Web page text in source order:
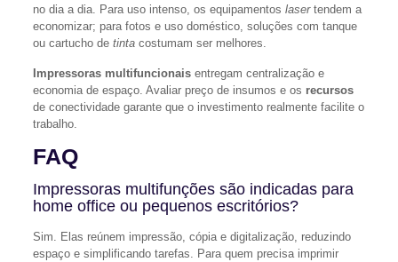
no dia a dia. Para uso intenso, os equipamentos lasertendem a
economizar; para fotos e uso doméstico, soluções com tanque
ou cartucho de tintacostumam ser melhores.
Impressoras multifuncionaisentregam centralização e
economia de espaço. Avaliar preço de insumos e os recursos
de conectividade garante que o investimento realmente facilite o
trabalho.
FAQ
Impressoras multifunções são indicadas para
home office ou pequenos escritórios?
Sim. Elas reúnem impressão, cópia e digitalização, reduzindo
espaço e simplificando tarefas. Para quem precisa imprimir